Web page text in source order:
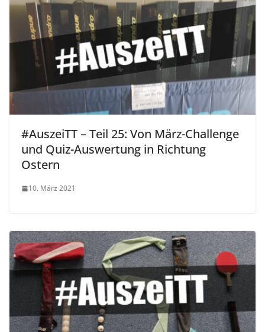
#AuszeiTT – Teil 25: Von März-Challenge
und Quiz-Auswertung in Richtung
Ostern
10. März 2021